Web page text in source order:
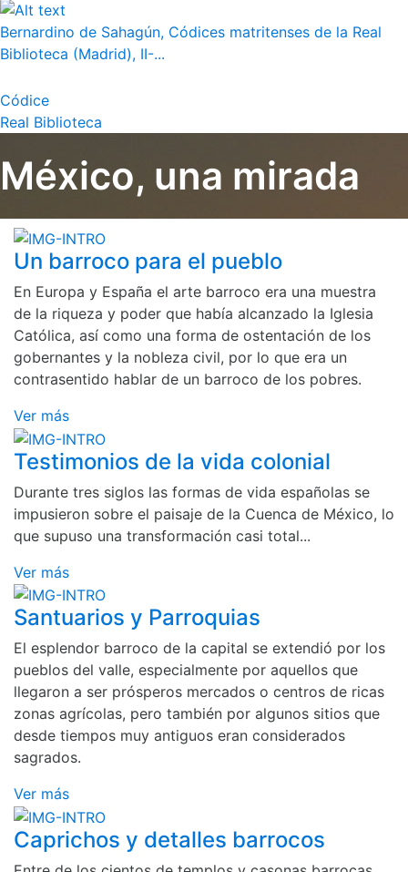
Bernardino de Sahagún, Códices matritenses de la Real
Biblioteca (Madrid), II-...
Códice
Real Biblioteca
México, una mirada
Un barroco para el pueblo
En Europa y España el arte barroco era una muestra
de la riqueza y poder que había alcanzado la Iglesia
Católica, así como una forma de ostentación de los
gobernantes y la nobleza civil, por lo que era un
contrasentido hablar de un barroco de los pobres.
Ver más
Testimonios de la vida colonial
Durante tres siglos las formas de vida españolas se
impusieron sobre el paisaje de la Cuenca de México, lo
que supuso una transformación casi total...
Ver más
Santuarios y Parroquias
El esplendor barroco de la capital se extendió por los
pueblos del valle, especialmente por aquellos que
llegaron a ser prósperos mercados o centros de ricas
zonas agrícolas, pero también por algunos sitios que
desde tiempos muy antiguos eran considerados
sagrados.
Ver más
Caprichos y detalles barrocos